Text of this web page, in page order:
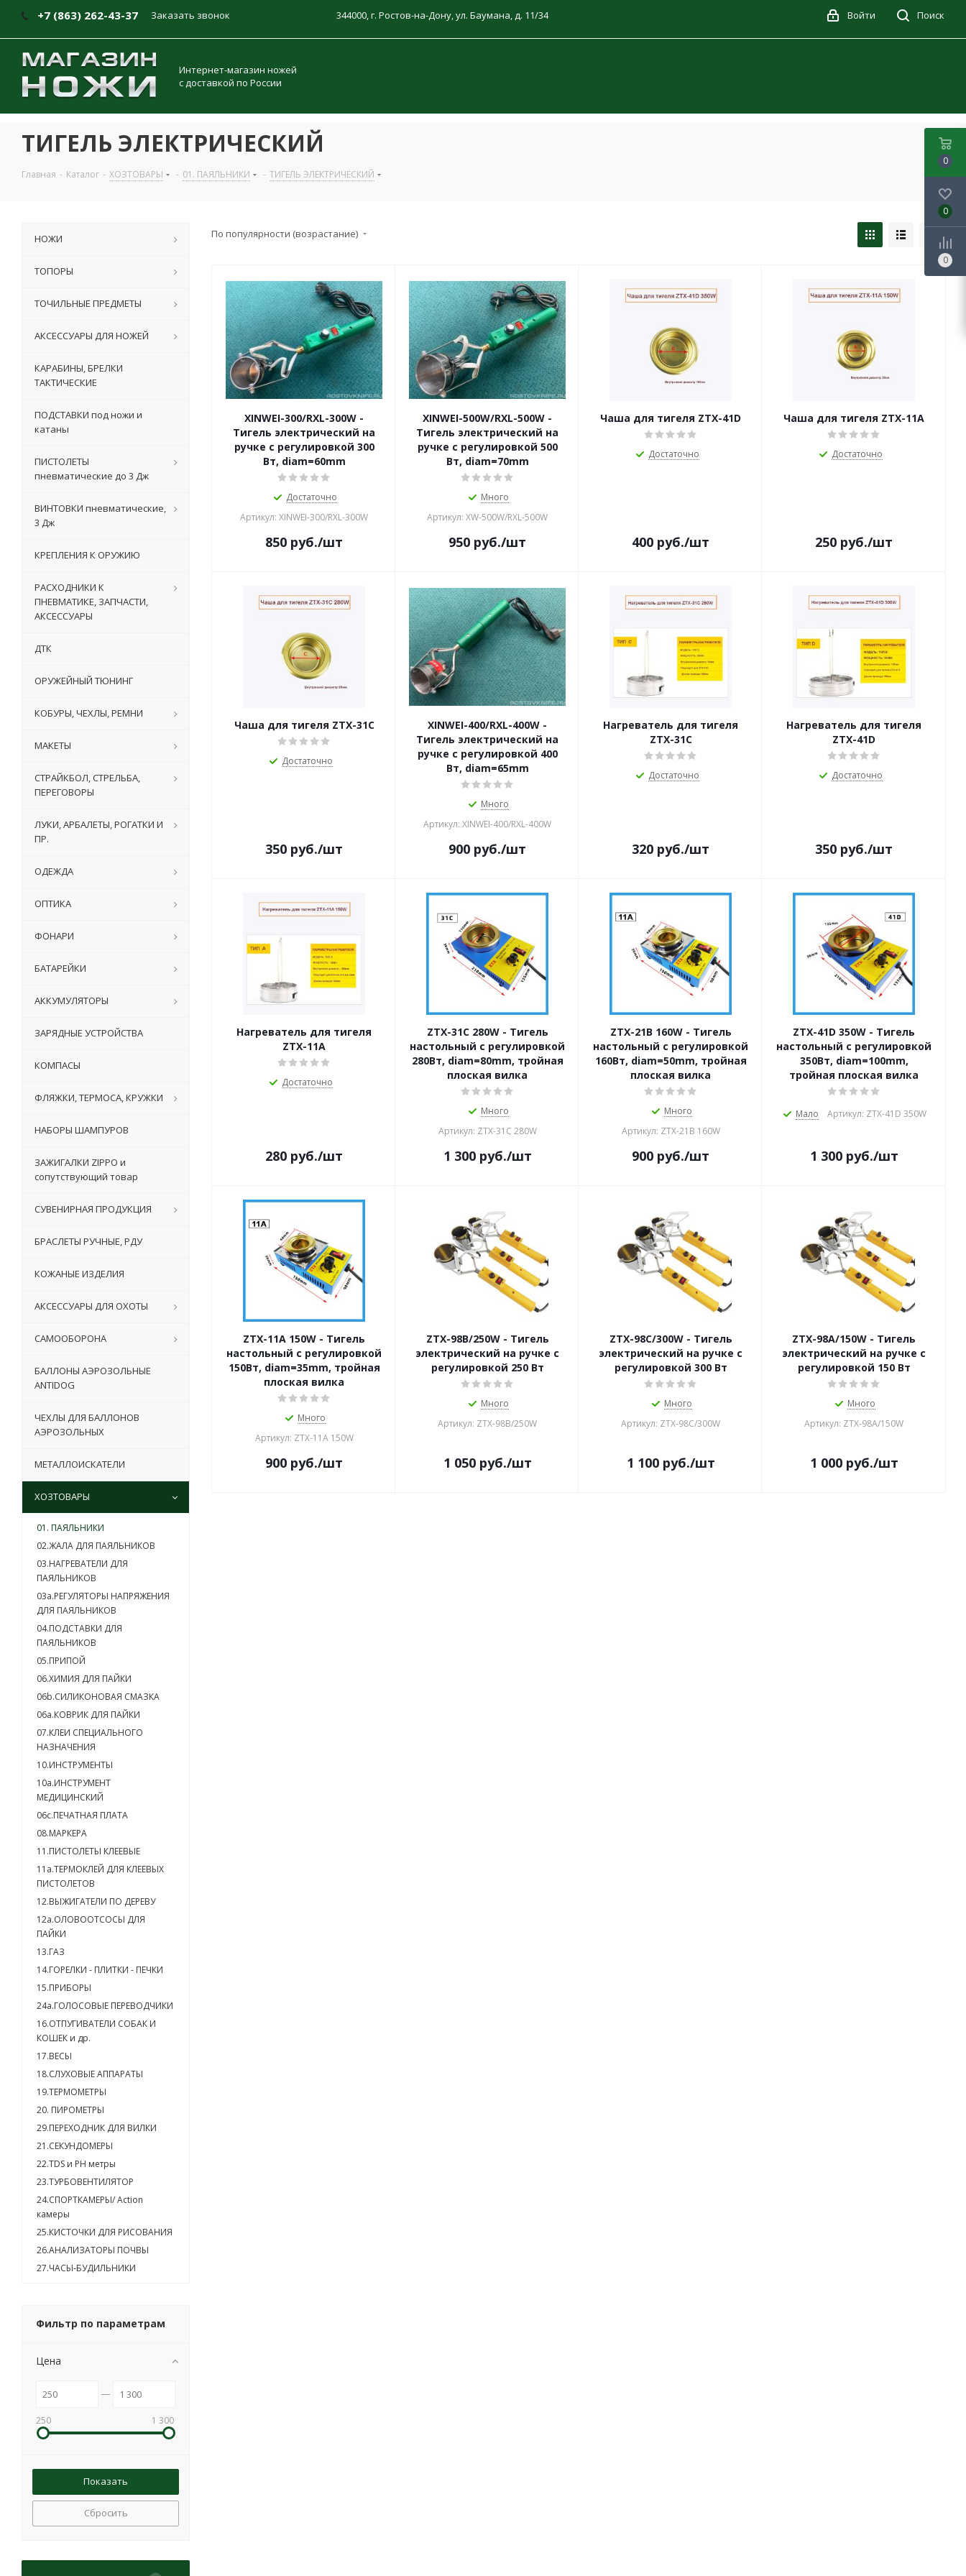
+7 (863) 262-43-37 Заказать звонок 344000, г. Ростов-на-Дону, ул. Баумана, д. 11/34 Поиск
Войти
Интернет-магазин ножей
с доставкой по России
ТИГЕЛЬ ЭЛЕКТРИЧЕСКИЙ
Главная - Каталог - ХОЗТОВАРЫ - 01. ПАЯЛЬНИКИ - ТИГЕЛЬ ЭЛЕКТРИЧЕСКИЙ
По популярности (возрастание)
XINWEI-300/RXL-300W -
Тигель электрический на
ручке с регулировкой 300
Вт, diam=60mm
Достаточно
Артикул: XINWEI-300/RXL-300W
850 руб./шт
XINWEI-500W/RXL-500W -
Тигель электрический на
ручке с регулировкой 500
Вт, diam=70mm
Много
Артикул: XW-500W/RXL-500W
950 руб./шт
Чаша для тигеля ZTX-41D
Достаточно
400 руб./шт
Чаша для тигеля ZTX-11A
Достаточно
250 руб./шт
Чаша для тигеля ZTX-31C
Достаточно
350 руб./шт
XINWEI-400/RXL-400W -
Тигель электрический на
ручке с регулировкой 400
Вт, diam=65mm
Много
Артикул: XINWEI-400/RXL-400W
900 руб./шт
Нагреватель для тигеля
ZTX-31C
Достаточно
320 руб./шт
Нагреватель для тигеля
ZTX-41D
Достаточно
350 руб./шт
Нагреватель для тигеля
ZTX-11A
Достаточно
280 руб./шт
ZTX-31C 280W - Тигель
настольный с регулировкой
280Вт, diam=80mm, тройная
плоская вилка
Много
Артикул: ZTX-31C 280W
1 300руб./шт
ZTX-21B 160W - Тигель
настольный с регулировкой
160Вт, diam=50mm, тройная
плоская вилка
Много
Артикул: ZTX-21B 160W
900 руб./шт
ZTX-41D 350W - Тигель
настольный с регулировкой
350Вт, diam=100mm,
тройная плоская вилка
Мало Артикул: ZTX-41D 350W
1 300руб./шт
ZTX-11A 150W - Тигель
настольный с регулировкой
150Вт, diam=35mm, тройная
плоская вилка
Много
Артикул: ZTX-11A 150W
900 руб./шт
ZTX-98B/250W - Тигель
электрический на ручке с
регулировкой 250 Вт
Много
Артикул: ZTX-98B/250W
1 050руб./шт
ZTX-98C/300W - Тигель
электрический на ручке с
регулировкой 300 Вт
Много
Артикул: ZTX-98C/300W
1 100руб./шт
ZTX-98A/150W - Тигель
электрический на ручке с
регулировкой 150 Вт
Много
Артикул: ZTX-98A/150W
1 000руб./шт
НОЖИ
ТОПОРЫ
ТОЧИЛЬНЫЕ ПРЕДМЕТЫ
АКСЕССУАРЫ ДЛЯ НОЖЕЙ
КАРАБИНЫ, БРЕЛКИ
ТАКТИЧЕСКИЕ
ПОДСТАВКИ под ножи и
катаны
ПИСТОЛЕТЫ
пневматические до 3 Дж
ВИНТОВКИ пневматические,
3 Дж
КРЕПЛЕНИЯ К ОРУЖИЮ
РАСХОДНИКИ К
ПНЕВМАТИКЕ, ЗАПЧАСТИ,
АКСЕССУАРЫ
ДТК
ОРУЖЕЙНЫЙ ТЮНИНГ
КОБУРЫ, ЧЕХЛЫ, РЕМНИ
МАКЕТЫ
СТРАЙКБОЛ, СТРЕЛЬБА,
ПЕРЕГОВОРЫ
ЛУКИ, АРБАЛЕТЫ, РОГАТКИ И
ПР.
ОДЕЖДА
ОПТИКА
ФОНАРИ
БАТАРЕЙКИ
АККУМУЛЯТОРЫ
ЗАРЯДНЫЕ УСТРОЙСТВА
КОМПАСЫ
ФЛЯЖКИ, ТЕРМОСА, КРУЖКИ
НАБОРЫ ШАМПУРОВ
ЗАЖИГАЛКИ ZIPPO и
сопутствующий товар
СУВЕНИРНАЯ ПРОДУКЦИЯ
БРАСЛЕТЫ РУЧНЫЕ, РДУ
КОЖАНЫЕ ИЗДЕЛИЯ
АКСЕССУАРЫ ДЛЯ ОХОТЫ
САМООБОРОНА
БАЛЛОНЫ АЭРОЗОЛЬНЫЕ
ANTIDOG
ЧЕХЛЫ ДЛЯ БАЛЛОНОВ
АЭРОЗОЛЬНЫХ
МЕТАЛЛОИСКАТЕЛИ
ХОЗТОВАРЫ
01. ПАЯЛЬНИКИ
02.ЖАЛА ДЛЯ ПАЯЛЬНИКОВ
03.НАГРЕВАТЕЛИ ДЛЯ
ПАЯЛЬНИКОВ
03a.РЕГУЛЯТОРЫ НАПРЯЖЕНИЯ
ДЛЯ ПАЯЛЬНИКОВ
04.ПОДСТАВКИ ДЛЯ
ПАЯЛЬНИКОВ
05.ПРИПОЙ
06.ХИМИЯ ДЛЯ ПАЙКИ
06b.СИЛИКОНОВАЯ СМАЗКА
06a.КОВРИК ДЛЯ ПАЙКИ
07.КЛЕИ СПЕЦИАЛЬНОГО
НАЗНАЧЕНИЯ
10.ИНСТРУМЕНТЫ
10a.ИНСТРУМЕНТ
МЕДИЦИНСКИЙ
06c.ПЕЧАТНАЯ ПЛАТА
08.МАРКЕРА
11.ПИСТОЛЕТЫ КЛЕЕВЫЕ
11а.ТЕРМОКЛЕЙ ДЛЯ КЛЕЕВЫХ
ПИСТОЛЕТОВ
12.ВЫЖИГАТЕЛИ ПО ДЕРЕВУ
12а.ОЛОВООТСОСЫ ДЛЯ
ПАЙКИ
13.ГАЗ
14.ГОРЕЛКИ - ПЛИТКИ - ПЕЧКИ
15.ПРИБОРЫ
24a.ГОЛОСОВЫЕ ПЕРЕВОДЧИКИ
16.ОТПУГИВАТЕЛИ СОБАК И
КОШЕК и др.
17.ВЕСЫ
18.СЛУХОВЫЕ АППАРАТЫ
19.ТЕРМОМЕТРЫ
20. ПИРОМЕТРЫ
29.ПЕРЕХОДНИК ДЛЯ ВИЛКИ
21.СЕКУНДОМЕРЫ
22.TDS и PH метры
23.ТУРБОВЕНТИЛЯТОР
24.СПОРТКАМЕРЫ/ Action
камеры
25.КИСТОЧКИ ДЛЯ РИСОВАНИЯ
26.АНАЛИЗАТОРЫ ПОЧВЫ
27.ЧАСЫ-БУДИЛЬНИКИ
Фильтр по параметрам
Цена
250 1 300
Сбросить
0
0
0